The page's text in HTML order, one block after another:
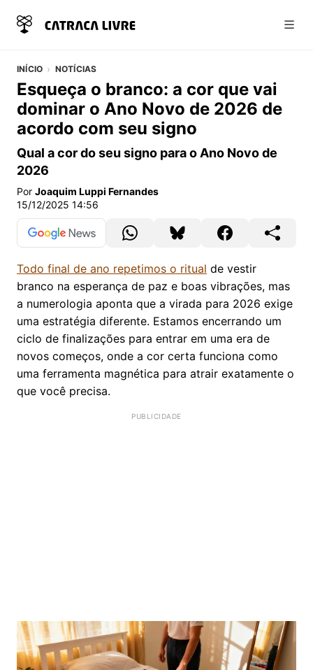
INÍCIO NOTÍCIAS
Esqueça o branco: a cor que vai
dominar o Ano Novo de 2026 de
acordo com seu signo
Qual a cor do seu signo para o Ano Novo de
2026
Por Joaquim Luppi Fernandes
15/12/2025 14:56
Todo final de ano repetimos o ritual de vestir
branco na esperança de paz e boas vibrações, mas
a numerologia aponta que a virada para 2026 exige
uma estratégia diferente. Estamos encerrando um
ciclo de finalizações para entrar em uma era de
novos começos, onde a cor certa funciona como
uma ferramenta magnética para atrair exatamente o
que você precisa.